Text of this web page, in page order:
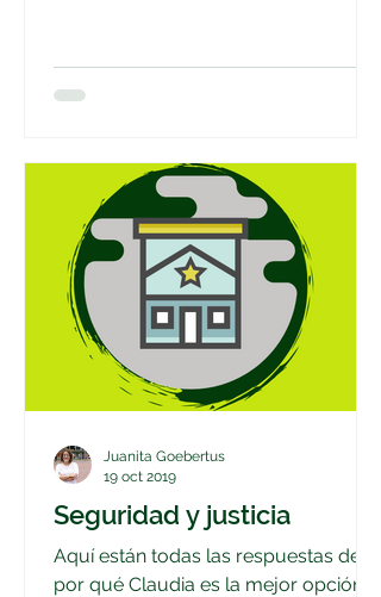
Seguridad y justicia
Aquí están todas las respuestas de
por qué Claudia es la mejor opción
Juanita Goebertus
19 oct 2019